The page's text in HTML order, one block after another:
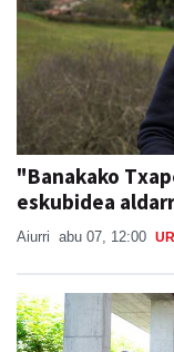
"Banakako
eskubidea
Aiurri abu 07, 12:00